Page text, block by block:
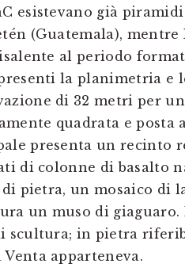
esistevano già
(Guatemala), mentre
al periodo
la planimetria e
di 32 metri per
quadrata e posta
presenta un recinto
di colonne di basalto
pietra, un mosaico di
un muso di giaguaro.
scultura; in pietra
apparteneva.